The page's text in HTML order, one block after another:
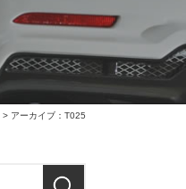
> アーカイブ：T025